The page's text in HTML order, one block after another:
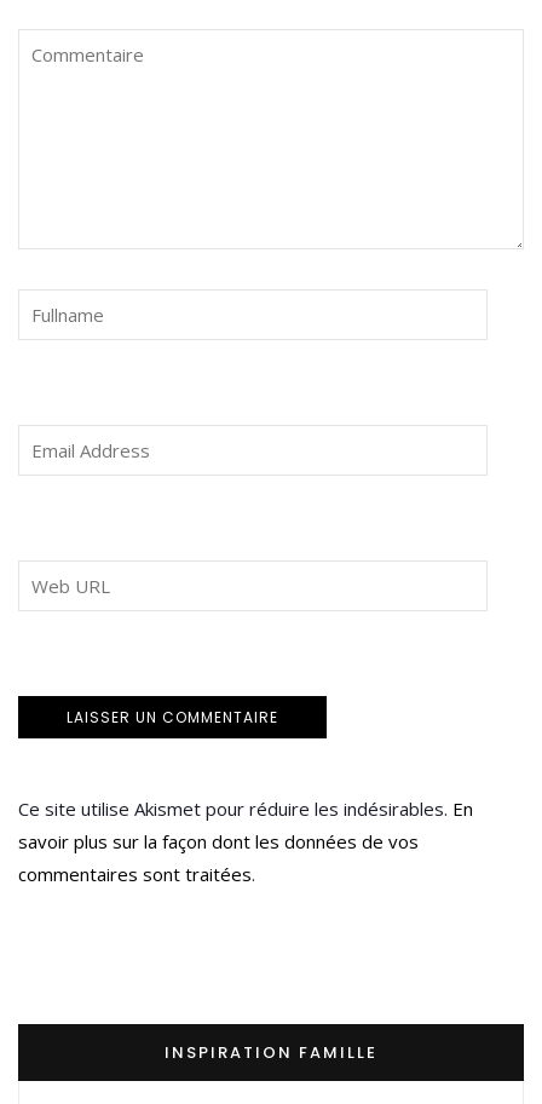
Ce site utilise Akismet pour réduire les indésirables. En
savoir plus sur la façon dont les données de vos
commentaires sont traitées.
INSPIRATION FAMILLE